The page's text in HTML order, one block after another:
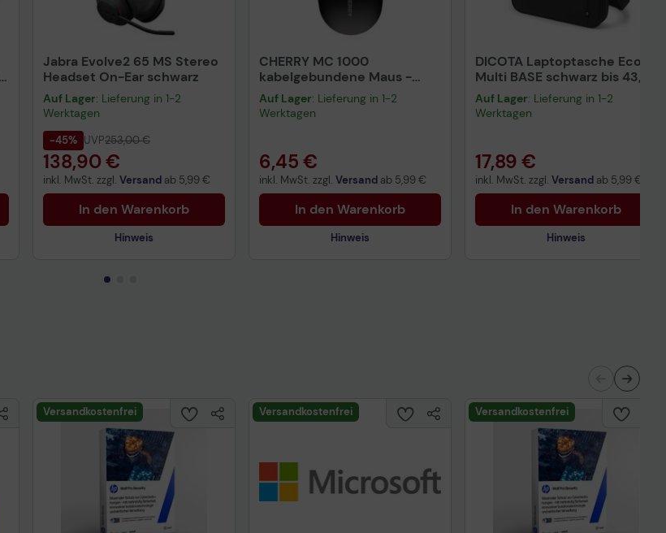
Jabra Evolve2 65 MS Stereo
Headset On-Ear schwarz
Auf Lager: Lieferung in 1-2
Werktagen
-45% UVP253,00 €
138,90 €
inkl. MwSt. zzgl. Versand ab 5,99 €
In den Warenkorb
Hinweis
CHERRY MC 1000
kabelgebundene Maus -
schwarz
Auf Lager: Lieferung in 1-2
Werktagen
6,45 €
inkl. MwSt. zzgl. Versand ab 5,99 €
In den Warenkorb
Hinweis
DICOTA Laptoptasche Eco
Multi BASE schwarz bis 43,9
cm (17,3 Zoll)
Auf Lager: Lieferung in 1-2
Werktagen
17,89 €
inkl. MwSt. zzgl. Versand ab 5,99 €
In den Warenkorb
Hinweis
Versandkostenfrei Versandkostenfrei Versandkostenfrei